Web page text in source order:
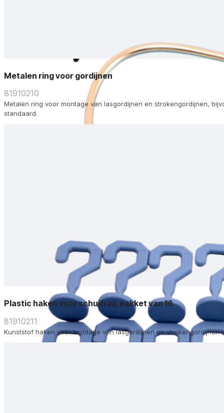
Metalen ring voor gordijnen
81910210
Metalen ring voor montage van lasgordijnen en strokengordijnen,
standaard.
Plastic haken voor schuifrail, pakket van 16
81910211
Kunststof haken voor montage van lasgordijnen en strokengordijnen